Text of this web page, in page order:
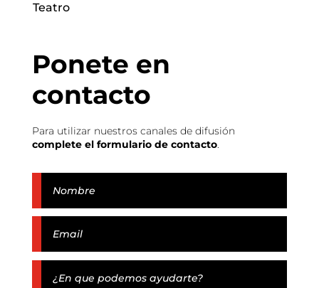
Teatro
Ponete en
contacto
Para utilizar nuestros canales de difusión
complete el formulario de contacto.